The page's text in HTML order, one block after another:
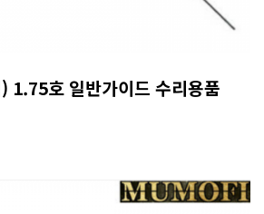
1.75호 일반가이드 수리용품